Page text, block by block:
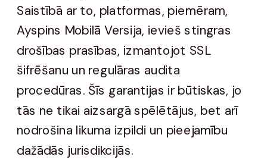
Saistībā ar to, platformas, piemēram,
Ayspins Mobilā Versija, ievieš stingras
drošības prasības, izmantojot SSL
šifrēšanu un regulāras audita
procedūras. Šīs garantijas ir būtiskas, jo
tās ne tikai aizsargā spēlētājus, bet arī
nodrošina likuma izpildi un pieejamību
dažādās jurisdikcijās.